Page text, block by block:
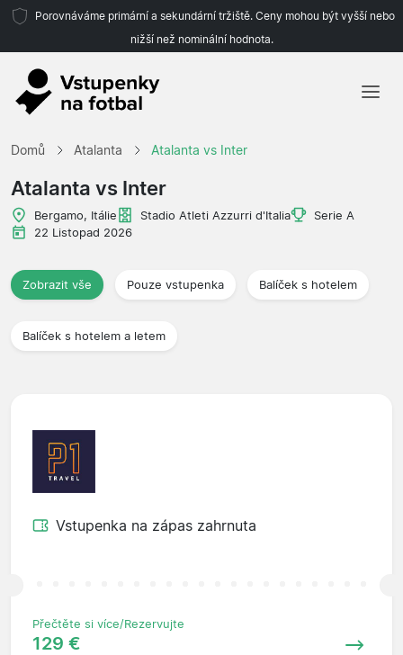
Porovnáváme primární a sekundární tržiště. Ceny mohou být vyšší nebo
nižší než nominální hodnota.
Domů Atalanta Atalanta vs Inter
Atalanta vs Inter
Bergamo, Itálie Stadio Atleti Azzurri d'Italia
Serie A
22 Listopad 2026
Zobrazit vše Pouze vstupenka Balíček s hotelem
Balíček s hotelem a letem
Vstupenka na zápas zahrnuta
Přečtěte si více/Rezervujte
129 €